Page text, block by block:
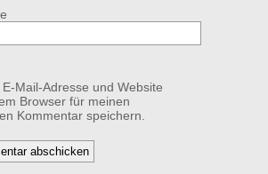
E-Mail-Adresse und Website
Browser für meinen
Kommentar speichern.